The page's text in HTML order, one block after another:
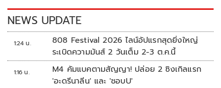
k k
NEWS UPDATE
1:24 น.
808 Festival 2026 ไลน์อัปแรกสุดยิ่งใหญ่
ระเบิดความมันส์ 2 วันเต็ม 2-3 ต.ค.นี้
1:16 น.
M4 คัมแบคตามสัญญา! ปล่อย 2 ซิงเกิลแรก
'อะดรีนาลีน' และ 'ชอบU'